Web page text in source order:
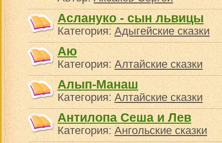
Аслануко - сын львицы
Категория:Адыгейские сказки
Аю
Категория:Алтайские сказки
Алып-Манаш
Категория:Алтайские сказки
Антилопа Сеша и Лев
Категория:Ангольские сказки